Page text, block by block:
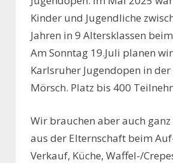
Kinder und Jugendliche
Jahren in 9 Altersklassen beim
Am Sonntag 19.Juli planen
Karlsruher Jugendopen in
Mörsch. Platz bis 400
Wir brauchen aber auch
aus der Elternschaft beim
Verkauf, Küche, Waffel-/